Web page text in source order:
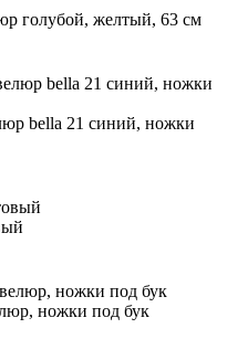
голубой, желтый, 63 см
bella 21 синий, ножки
ножки под бук